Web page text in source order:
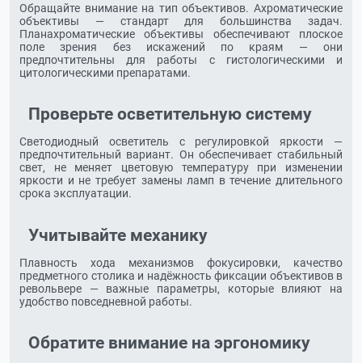
Обращайте внимание на тип объективов. Ахроматические
объективы — стандарт для большинства задач.
Планахроматические объективы обеспечивают плоское
поле зрения без искажений по краям — они
предпочтительны для работы с гистологическими и
цитологическими препаратами.
Проверьте осветительную систему
Светодиодный осветитель с регулировкой яркости —
предпочтительный вариант. Он обеспечивает стабильный
свет, не меняет цветовую температуру при изменении
яркости и не требует замены ламп в течение длительного
срока эксплуатации.
Учитывайте механику
Плавность хода механизмов фокусировки, качество
предметного столика и надёжность фиксации объективов в
револьвере — важные параметры, которые влияют на
удобство повседневной работы.
Обратите внимание на эргономику